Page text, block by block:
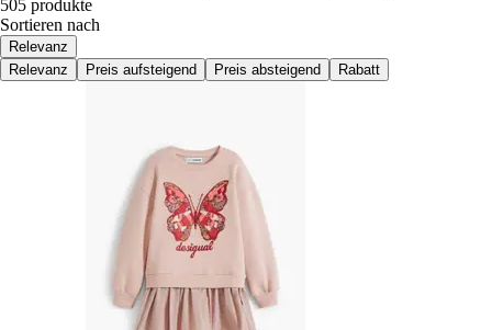
505 produkte
Sortieren nach
Relevanz
Relevanz
Preis aufsteigend Preis absteigend Rabatt